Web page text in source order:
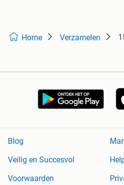
Home Verzamelen
Blog
Veilig en Succesvol
Voorwaarden